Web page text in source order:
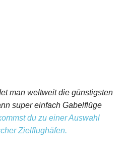
man weltweit die günstigsten
super einfach Gabelflüge
du zu einer Auswahl
Zielflughäfen.